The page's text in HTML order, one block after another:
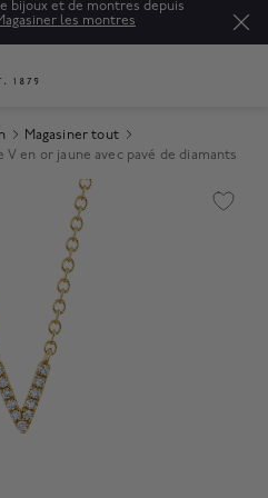
bijoux et de montres depuis
les montres
Magasiner tout
en or jaune avec pavé de diamants